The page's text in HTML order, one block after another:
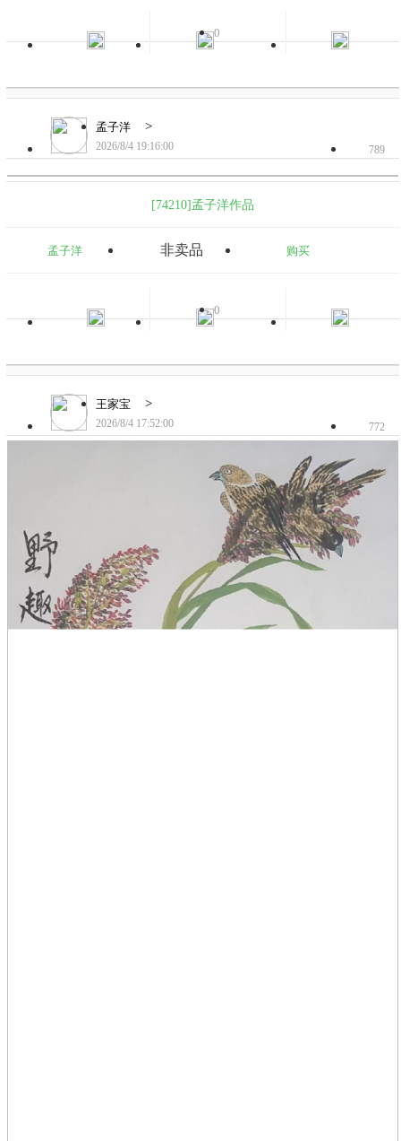
0
孟子洋 >
2026/8/4 19:16:00 789
[74210]孟子洋作品
孟子洋 非卖品 购买
0
王家宝 >
2026/8/4 17:52:00 772